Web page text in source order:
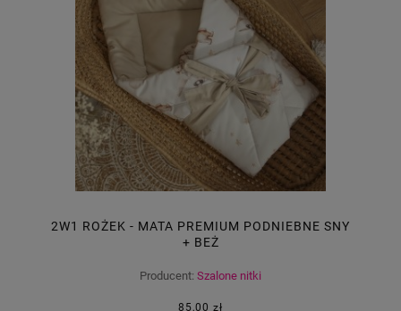
2W1 ROŻEK - MATA PREMIUM PODNIEBNE SNY
+ BEŻ
Producent: Szalone nitki
85,00 zł